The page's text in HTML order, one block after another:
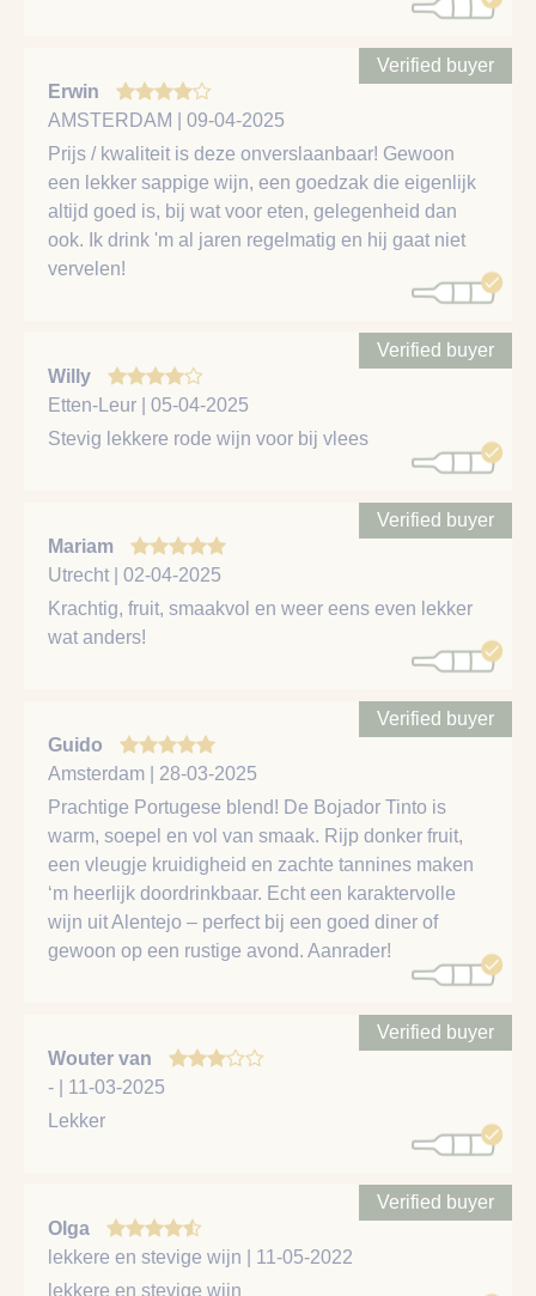
Erwin
AMSTERDAM | 09-04-2025
Verified buyer
Prijs / kwaliteit is deze onverslaanbaar! Gewoon
een lekker sappige wijn, een goedzak die eigenlijk
altijd goed is, bij wat voor eten, gelegenheid dan
ook. Ik drink 'm al jaren regelmatig en hij gaat niet
vervelen!
Willy
Etten-Leur | 05-04-2025
Verified buyer
Stevig lekkere rode wijn voor bij vlees
Mariam
Utrecht | 02-04-2025
Verified buyer
Krachtig, fruit, smaakvol en weer eens even lekker
wat anders!
Guido
Amsterdam | 28-03-2025
Verified buyer
Prachtige Portugese blend! De Bojador Tinto is
warm, soepel en vol van smaak. Rijp donker fruit,
een vleugje kruidigheid en zachte tannines maken
‘m heerlijk doordrinkbaar. Echt een karaktervolle
wijn uit Alentejo – perfect bij een goed diner of
gewoon op een rustige avond. Aanrader!
Wouter van
- | 11-03-2025
Verified buyer
Lekker
Olga
lekkere en stevige wijn | 11-05-2022
Verified buyer
lekkere en stevige wijn